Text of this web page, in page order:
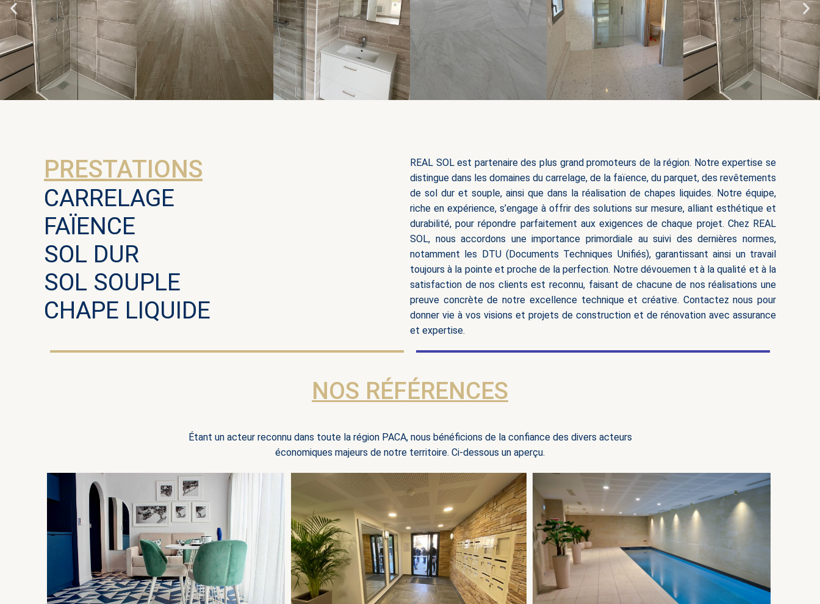
PRESTATIONS
CARRELAGE
FAÏENCE
SOL DUR
SOL SOUPLE
CHAPE LIQUIDE
REAL SOL est partenaire des plus grand promoteurs de la région. Notre expertise se
distingue dans les domaines du carrelage, de la faïence, du parquet, des revêtements
de sol dur et souple, ainsi que dans la réalisation de chapes liquides. Notre équipe,
riche en expérience, s’engage à offrir des solutions sur mesure, alliant esthétique et
durabilité, pour répondre parfaitement aux exigences de chaque projet. Chez REAL
SOL, nous accordons une importance primordiale au suivi des dernières normes,
notamment les DTU (Documents Techniques Unifiés), garantissant ainsi un travail
toujours à la pointe et proche de la perfection. Notre dévouement à la qualité et à la
satisfaction de nos clients est reconnu, faisant de chacune de nos réalisations une
preuve concrète de notre excellence technique et créative. Contactez nous pour
donner vie à vos visions et projets de construction et de rénovation avec assurance
et expertise.
NOS RÉFÉRENCES
Étant un acteur reconnu dans toute la région PACA, nous bénéficions de la confiance des divers acteurs
économiques majeurs de notre territoire. Ci-dessous un aperçu.